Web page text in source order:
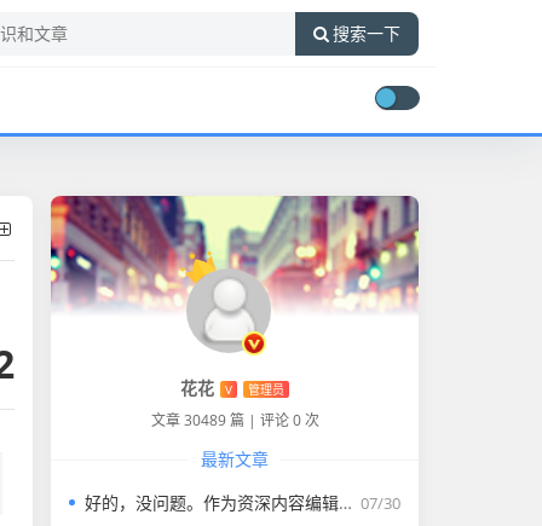
搜索一下
花花 V 管理员
文章 30489 篇 | 评论 0 次
最新文章
07/30
好的，没问题。作为资深内容编辑，我将为您打造一篇符合要求的专业教程文章。